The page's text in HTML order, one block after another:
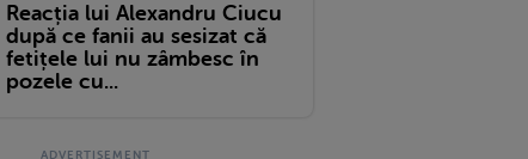
Reacția lui Alexandru Ciucu
după ce fanii au sesizat că
fetițele lui nu zâmbesc în
pozele cu...